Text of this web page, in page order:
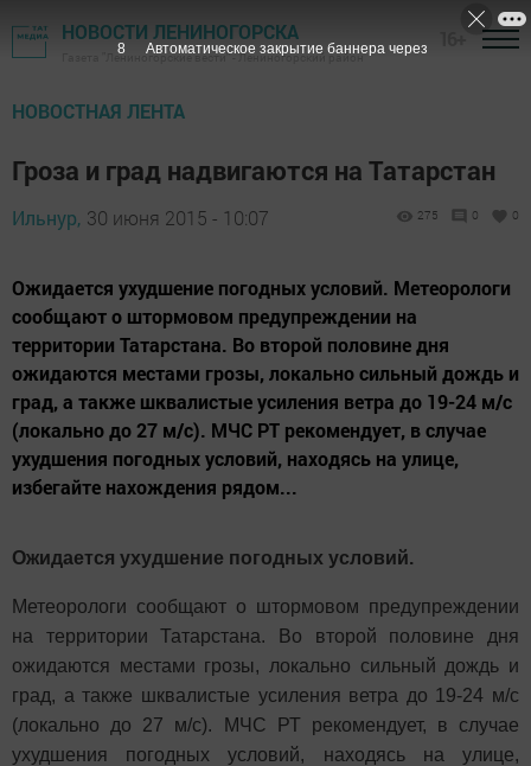
НОВОСТИ ЛЕНИНОГОРСКА
Газета "Лениногорские вести" - Лениногорский район
НОВОСТНАЯ ЛЕНТА
Гроза и град надвигаются на Татарстан
Ильнур, 30 июня 2015 - 10:07 275 0 0
Ожидается ухудшение погодных условий. Метеорологи
сообщают о штормовом предупреждении на
территории Татарстана. Во второй половине дня
ожидаются местами грозы, локально сильный дождь и
град, а также шквалистые усиления ветра до 19-24 м/с
(локально до 27 м/с). МЧС РТ рекомендует, в случае
ухудшения погодных условий, находясь на улице,
избегайте нахождения рядом...
Ожидается ухудшение погодных условий.
Метеорологи сообщают о штормовом предупреждении
на территории Татарстана. Во второй половине дня
ожидаются местами грозы, локально сильный дождь и
град, а также шквалистые усиления ветра до 19-24 м/с
(локально до 27 м/с). МЧС РТ рекомендует, в случае
ухудшения погодных условий, находясь на улице,
7 Автоматическое закрытие баннера через